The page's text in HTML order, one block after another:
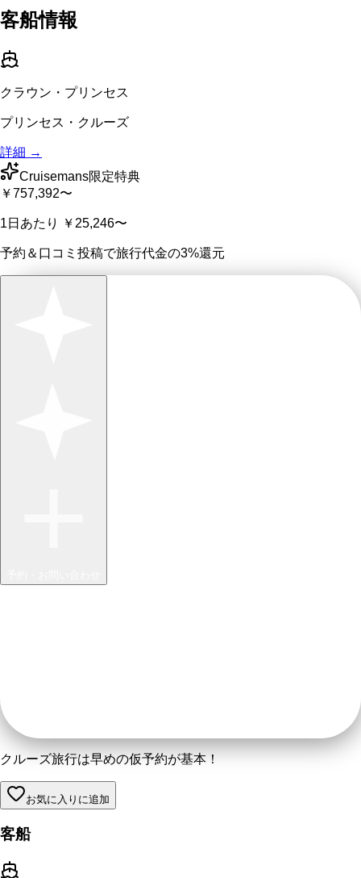
客船情報
クラウン・プリンセス
プリンセス・クルーズ
詳細 →
Cruisemans限定特典
￥757,392〜
1日あたり ￥25,246〜
予約＆口コミ投稿で旅行代金の3%還元
クルーズ旅行は早めの仮予約が基本！
お気に入りに追加
客船